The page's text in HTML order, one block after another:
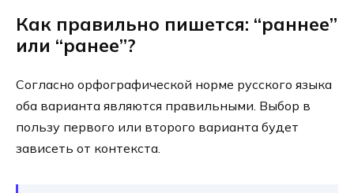
Как правильно пишется: “раннее”
или “ранее”?
Согласно орфографической норме русского языка
оба варианта являются правильными. Выбор в
пользу первого или второго варианта будет
зависеть от контекста.